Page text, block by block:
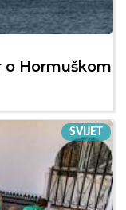
o Hormuškom
SVIJET